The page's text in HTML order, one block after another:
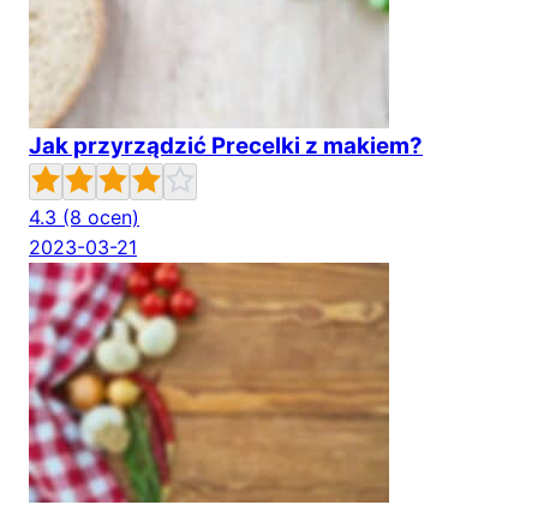
Jak przyrządzić Precelki z makiem?
4.3 (8 ocen)
2023-03-21